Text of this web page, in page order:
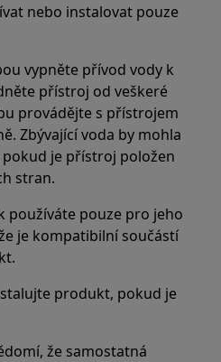
nebo instalovat pouze
vypněte přívod vody k
přístroj od veškeré
provádějte s přístrojem
Zbývající voda by mohla
je přístroj položen
stran.
používáte pouze pro jeho
je kompatibilní součástí
produkt, pokud je
že samostatná